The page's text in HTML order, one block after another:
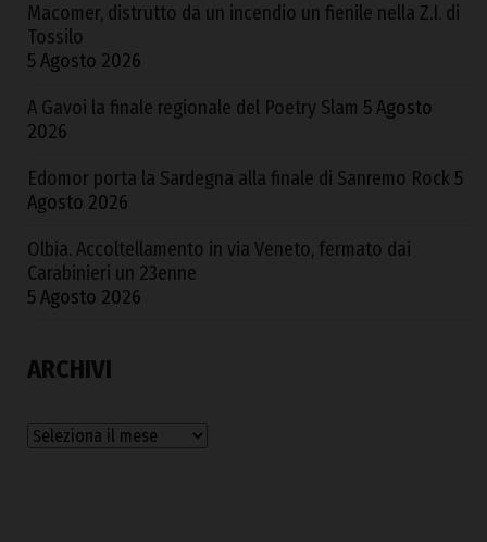
Macomer, distrutto da un incendio un fienile nella Z.I. di
Tossilo
5 Agosto 2026
A Gavoi la finale regionale del Poetry Slam 5 Agosto
2026
Edomor porta la Sardegna alla finale di Sanremo Rock 5
Agosto 2026
Olbia. Accoltellamento in via Veneto, fermato dai
Carabinieri un 23enne
5 Agosto 2026
ARCHIVI
Archivi